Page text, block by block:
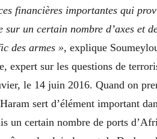
financières importantes qui
sur un certain nombre d’axes et
des armes », explique
expert sur les questions de
le 14 juin 2016. Quand on
sert d’élément important
un certain nombre de ports